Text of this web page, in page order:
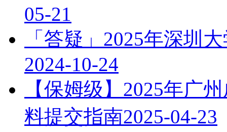
05-21
「答疑」2025年深圳
2024-10-24
【保姆级】2025年广
料提交指南2025-04-23